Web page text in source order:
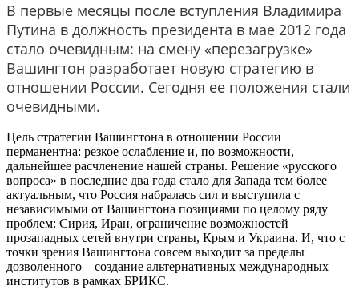
В первые месяцы после вступления Владимира
Путина в должность президента в мае 2012 года
стало очевидным: на смену «перезагрузке»
Вашингтон разработает новую стратегию в
отношении России. Сегодня ее положения стали
очевидными.
Цель стратегии Вашингтона в отношении России
перманентна: резкое ослабление и, по возможности,
дальнейшее расчленение нашей страны. Решение «русского
вопроса» в последние два года стало для Запада тем более
актуальным, что Россия набралась сил и выступила с
независимыми от Вашингтона позициями по целому ряду
проблем: Сирия, Иран, ограничение возможностей
прозападных сетей внутри страны, Крым и Украина. И, что с
точки зрения Вашингтона совсем выходит за пределы
дозволенного – создание альтернативных международных
институтов в рамках БРИКС.